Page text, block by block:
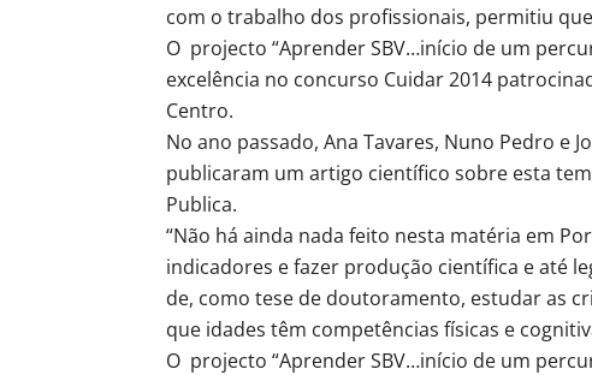
com o trabalho dos profissionais, permitiu
O projecto “Aprender SBV…início de um
excelência no concurso Cuidar 2014
Centro.
No ano passado, Ana Tavares, Nuno Pedro e
publicaram um artigo científico sobre esta
Publica.
“Não há ainda nada feito nesta matéria em
indicadores e fazer produção científica e até
de, como tese de doutoramento, estudar as
que idades têm competências físicas e
O projecto “Aprender SBV…início de um